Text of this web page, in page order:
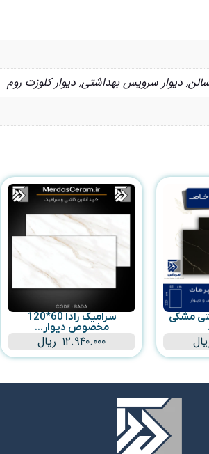
, دیوار سرویس بهداشتی, دیوار کلوزت روم
مشکی سرامیک رادا 60*120
مخصوص دیوار...
۱۲.۹۴۰.۰۰۰ ریال